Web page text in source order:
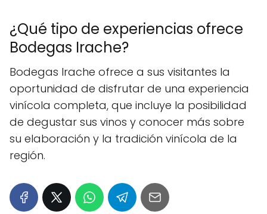
¿Qué tipo de experiencias ofrece
Bodegas Irache?
Bodegas Irache ofrece a sus visitantes la
oportunidad de disfrutar de una experiencia
vinícola completa, que incluye la posibilidad
de degustar sus vinos y conocer más sobre
su elaboración y la tradición vinícola de la
región.